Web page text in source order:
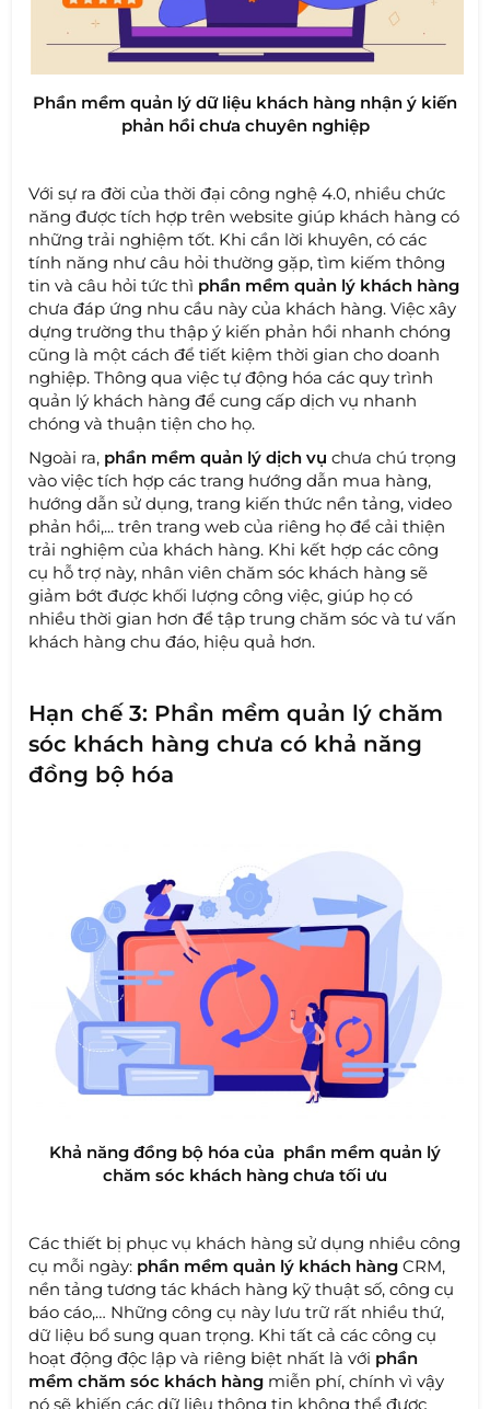
Phần mềm quản lý dữ liệu khách hàng nhận ý kiến
phản hồi chưa chuyên nghiệp
Với sự ra đời của thời đại công nghệ 4.0, nhiều chức
năng được tích hợp trên website giúp khách hàng có
những trải nghiệm tốt. Khi cần lời khuyên, có các
tính năng như câu hỏi thường gặp, tìm kiếm thông
tin và câu hỏi tức thì phần mềm quản lý khách hàng
chưa đáp ứng nhu cầu này của khách hàng. Việc xây
dựng trường thu thập ý kiến phản hồi nhanh chóng
cũng là một cách để tiết kiệm thời gian cho doanh
nghiệp. Thông qua việc tự động hóa các quy trình
quản lý khách hàng để cung cấp dịch vụ nhanh
chóng và thuận tiện cho họ.
Ngoài ra, phần mềm quản lý dịch vụ chưa chú trọng
vào việc tích hợp các trang hướng dẫn mua hàng,
hướng dẫn sử dụng, trang kiến ​​thức nền tảng, video
phản hồi,... trên trang web của riêng họ để cải thiện
trải nghiệm của khách hàng. Khi kết hợp các công
cụ hỗ trợ này, nhân viên chăm sóc khách hàng sẽ
giảm bớt được khối lượng công việc, giúp họ có
nhiều thời gian hơn để tập trung chăm sóc và tư vấn
khách hàng chu đáo, hiệu quả hơn.
Hạn chế 3: Phần mềm quản lý chăm
sóc khách hàng chưa có khả năng
đồng bộ hóa
Khả năng đồng bộ hóa của phần mềm quản lý
chăm sóc khách hàng chưa tối ưu
Các thiết bị phục vụ khách hàng sử dụng nhiều công
cụ mỗi ngày: phần mềm quản lý khách hàng CRM,
nền tảng tương tác khách hàng kỹ thuật số, công cụ
báo cáo,… Những công cụ này lưu trữ rất nhiều thứ,
dữ liệu bổ sung quan trọng. Khi tất cả các công cụ
hoạt động độc lập và riêng biệt nhất là với phần
mềm chăm sóc khách hàng miễn phí, chính vì vậy
nó sẽ khiến các dữ liệu thông tin không thể được